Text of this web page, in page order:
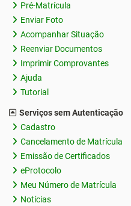
Pré-Matrícula
Enviar Foto
Acompanhar Situação
Reenviar Documentos
Imprimir Comprovantes
Ajuda
Tutorial
Serviços sem Autenticação
Cadastro
Cancelamento de Matrícula
Emissão de Certificados
eProtocolo
Meu Número de Matrícula
Notícias